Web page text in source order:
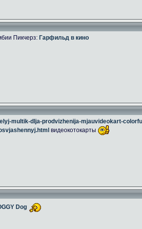
Пикчерз: Гарфильд в кино
multik-dlja-prodvizhenija-mjauvideokart-
видеокотокарты
Dog